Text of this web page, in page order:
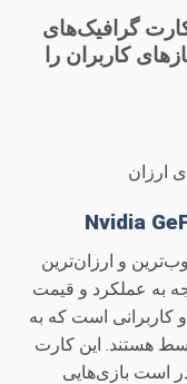
گرافیک‌های
کاربران را
و ارزان‌ترین
به عملکرد و قیمت
کاربرانی است که به
هستند. این کارت
است بازی‌هایی